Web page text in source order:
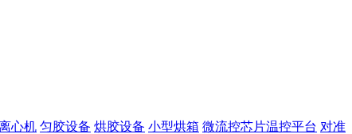
心机 匀胶设备 烘胶设备 小型烘箱 微流控芯片温控平台 对准